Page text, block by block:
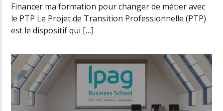
Financer ma formation pour changer de métier avec
le PTP Le Projet de Transition Professionnelle (PTP)
est le dispositif qui […]
00:54 READ TIME